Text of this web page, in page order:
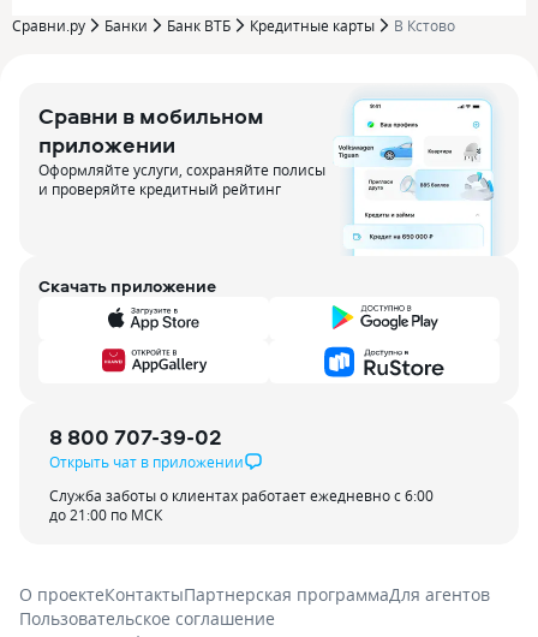
Сравни.ру Банки Банк ВТБ Кредитные карты В Кстово
Сравни в мобильном
приложении
Оформляйте услуги, сохраняйте полисы
и проверяйте кредитный рейтинг
Скачать приложение
8 800 707-39-02
Открыть чат в приложении
Служба заботы о клиентах работает ежедневно с 6:00
до 21:00 по МСК
О проектеКонтактыПартнерская программаДля агентов
Пользовательское соглашение